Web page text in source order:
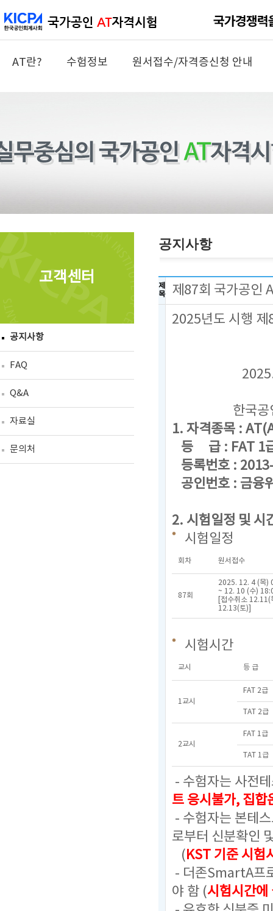
AT란? 수험정보 원서접수/자격증신청 안내
고객센터
공지사항
FAQ
Q&A
자료실
문의처
공지사항
제
목
제87회 국가공인
2025년도 시행 제
2025.
한국공인회
1. 자격종목 :
등 급 : FAT 1
등록번호 :
공인번호 : 금융
2. 시험일정 및 시
시험일정
회차 원서접수
87회
2025. 12. 4 (목)
~ 12. 10 (수)
[접수취소 12.11(
12.13(토)]
시험시간
교시 등 급
1교시
FAT 2급
TAT 2급
2교시
FAT 1급
TAT 1급
- 수험자는 사전
트 응시불가, 집합
- 수험자는 본테
로부터 신분확인
(KST 기준 시험
- 더존SmartA프
야 함 (시험시간에